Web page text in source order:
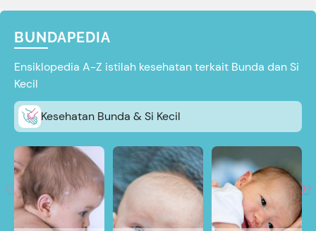
BUNDAPEDIA
Ensiklopedia A-Z istilah kesehatan terkait Bunda dan Si
Kecil
Kesehatan Bunda & Si Kecil